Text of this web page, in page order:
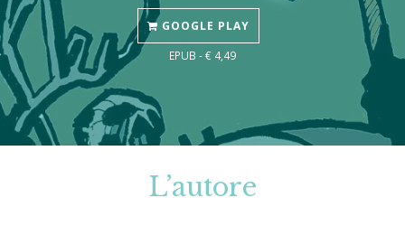
GOOGLE PLAY
EPUB - € 4,49
L’autore